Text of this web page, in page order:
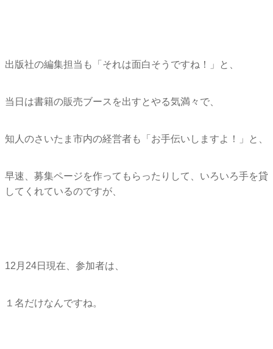
出版社の編集担当も「それは面白そうですね！」と、
当日は書籍の販売ブースを出すとやる気満々で、
知人のさいたま市内の経営者も「お手伝いしますよ！」と、
早速、募集ページを作ってもらったりして、 いろいろ手を貸
してくれているのですが、
12月24日現在、参加者は、
１名だけなんですね。